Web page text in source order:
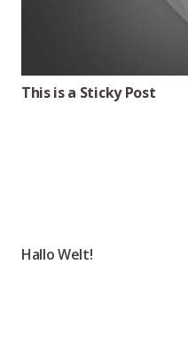
This is a Sticky Post
Hallo Welt!